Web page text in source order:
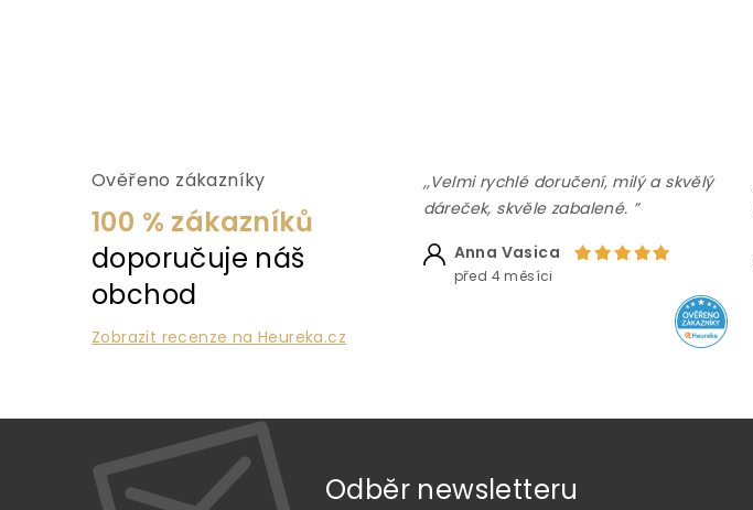
Ověřeno zákazníky
100 % zákazníků
doporučuje náš
obchod
Zobrazit recenze na Heureka.cz
,,Velmi rychlé doručení, milý a skvělý
dáreček, skvěle zabalené. ”
Anna Vasica
před 4 měsíci
Odběr newsletteru